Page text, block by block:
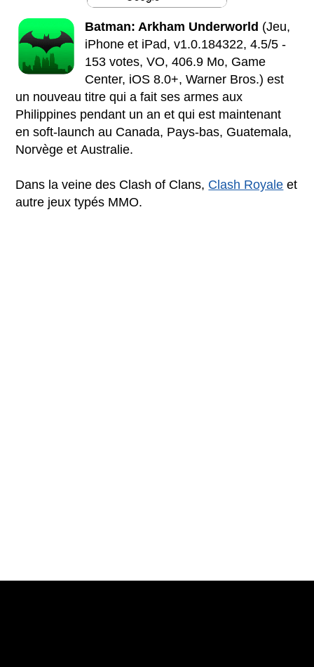
Batman: Arkham Underworld (Jeu,
iPhone et iPad, v1.0.184322, 4.5/5 -
153 votes, VO, 406.9 Mo, Game
Center, iOS 8.0+, Warner Bros.) est
un nouveau titre qui a fait ses armes aux
Philippines pendant un an et qui est maintenant
en soft-launch au Canada, Pays-bas, Guatemala,
Norvège et Australie.
Dans la veine des Clash of Clans, Clash Royale et
autre jeux typés MMO.